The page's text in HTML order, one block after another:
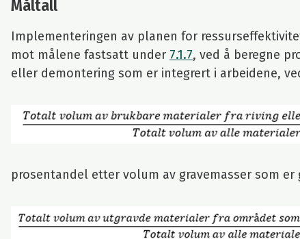
Måltall
Implementeringen av planen for
mot målene fastsatt under 7.1.7, ved å beregne
eller demontering som er integrert i arbeidene,
prosentandel etter volum av gravemasser som